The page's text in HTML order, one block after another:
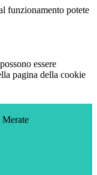
funzionamento potete
essere
pagina della cookie